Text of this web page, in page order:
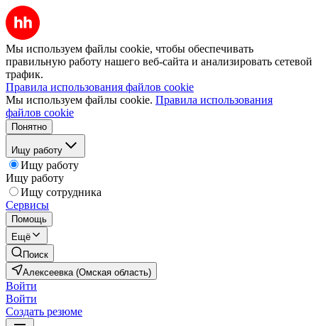
Мы используем файлы cookie, чтобы обеспечивать
правильную работу нашего веб-сайта и анализировать сетевой
трафик.
Правила использования файлов cookie
Мы используем файлы cookie. Правила использования
файлов cookie
Понятно
Ищу работу
Ищу работу
Ищу работу
Ищу сотрудника
Сервисы
Помощь
Ещё
Поиск
Алексеевка (Омская область)
Войти
Войти
Создать резюме